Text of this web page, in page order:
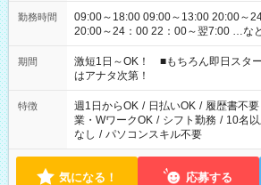
勤務時間
09:00～18:00 09:00～13:00 20:00～
20:00～24：00 22：00～翌7:00 …など1日
シフトもございます！ お気軽にご相
期間
激短1日～OK！ ■もちろん即日スタ
はアナタ次第！
特徴 週1日からOK / 日払いOK / 履歴書不要
業・WワークOK / シフト勤務 / 10名
なし / パソコンスキル不要
気になる！ 応募する